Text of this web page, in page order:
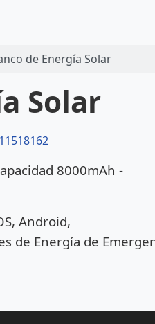
de Energía Solar
Solar
8000mAh -
Android,
de Energía de